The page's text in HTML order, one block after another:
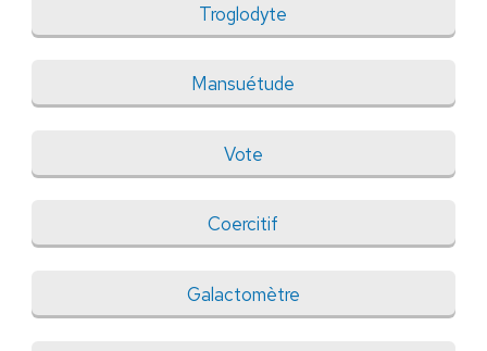
Troglodyte
Mansuétude
Vote
Coercitif
Galactomètre